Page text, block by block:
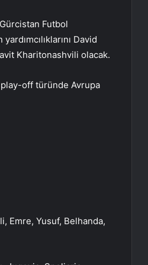
Futbol
David
Kharitonashvili olacak.
play-off türünde Avrupa
Emre, Yusuf, Belhanda,